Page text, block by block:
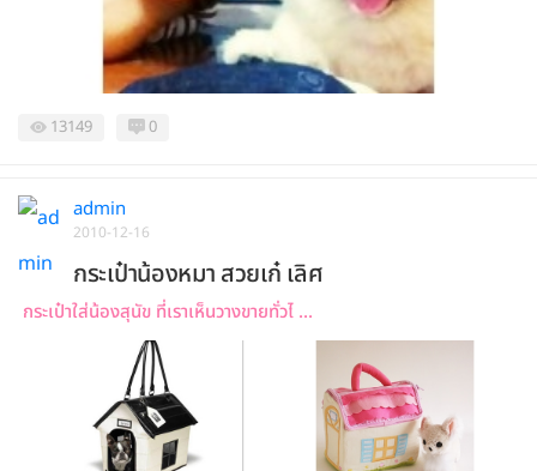
13149 0
admin
2010-12-16
กระเป๋าน้องหมา สวยเก๋ เลิศ
กระเป๋าใส่น้องสุนัข ที่เราเห็นวางขายทั่วไ ...